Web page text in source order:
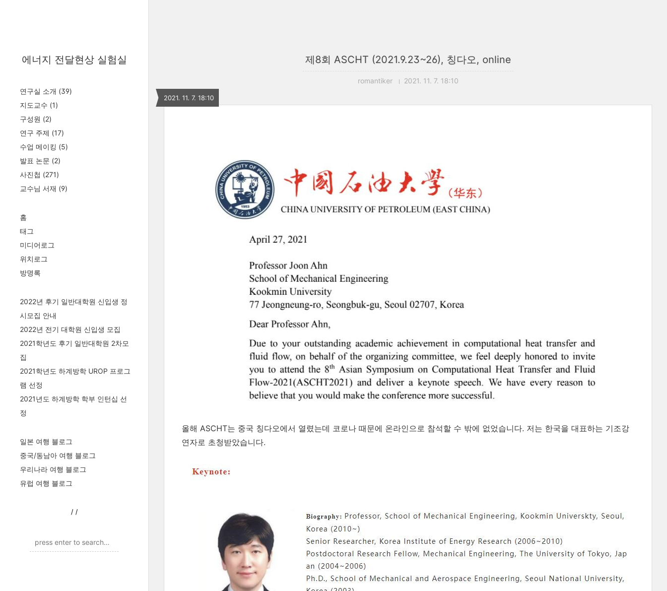
에너지 전달현상 실험실
연구실 소개 (39)
지도교수 (1)
구성원 (2)
연구 주제 (17)
수업 메이킹 (5)
발표 논문 (2)
사진첩 (271)
교수님 서재 (9)
홈
태그
미디어로그
위치로그
방명록
2022년 후기 일반대학원 신입생 정
시모집 안내
2022년 전기 대학원 신입생 모집
2021학년도 후기 일반대학원 2차모
집
2021학년도 하계방학 UROP 프로그
램 선정
2021년도 하계방학 학부 인턴십 선
정
일본 여행 블로그
중국/동남아 여행 블로그
우리나라 여행 블로그
유럽 여행 블로그
/ /
제8회 ASCHT (2021.9.23~26), 칭다오, online
romantiker 2021. 11. 7. 18:10
2021. 11. 7. 18:10
올해 ASCHT는 중국 칭다오에서 열렸는데 코로나 때문에 온라인으로 참석할 수 밖에 없었습니다. 저는 한국을 대표하는 기조강
연자로 초청받았습니다.